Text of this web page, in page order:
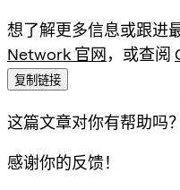
想了解更多信息或跟进
Network 官网 ，或查阅
复制链接
这篇文章对你有帮助吗？
感谢你的反馈！